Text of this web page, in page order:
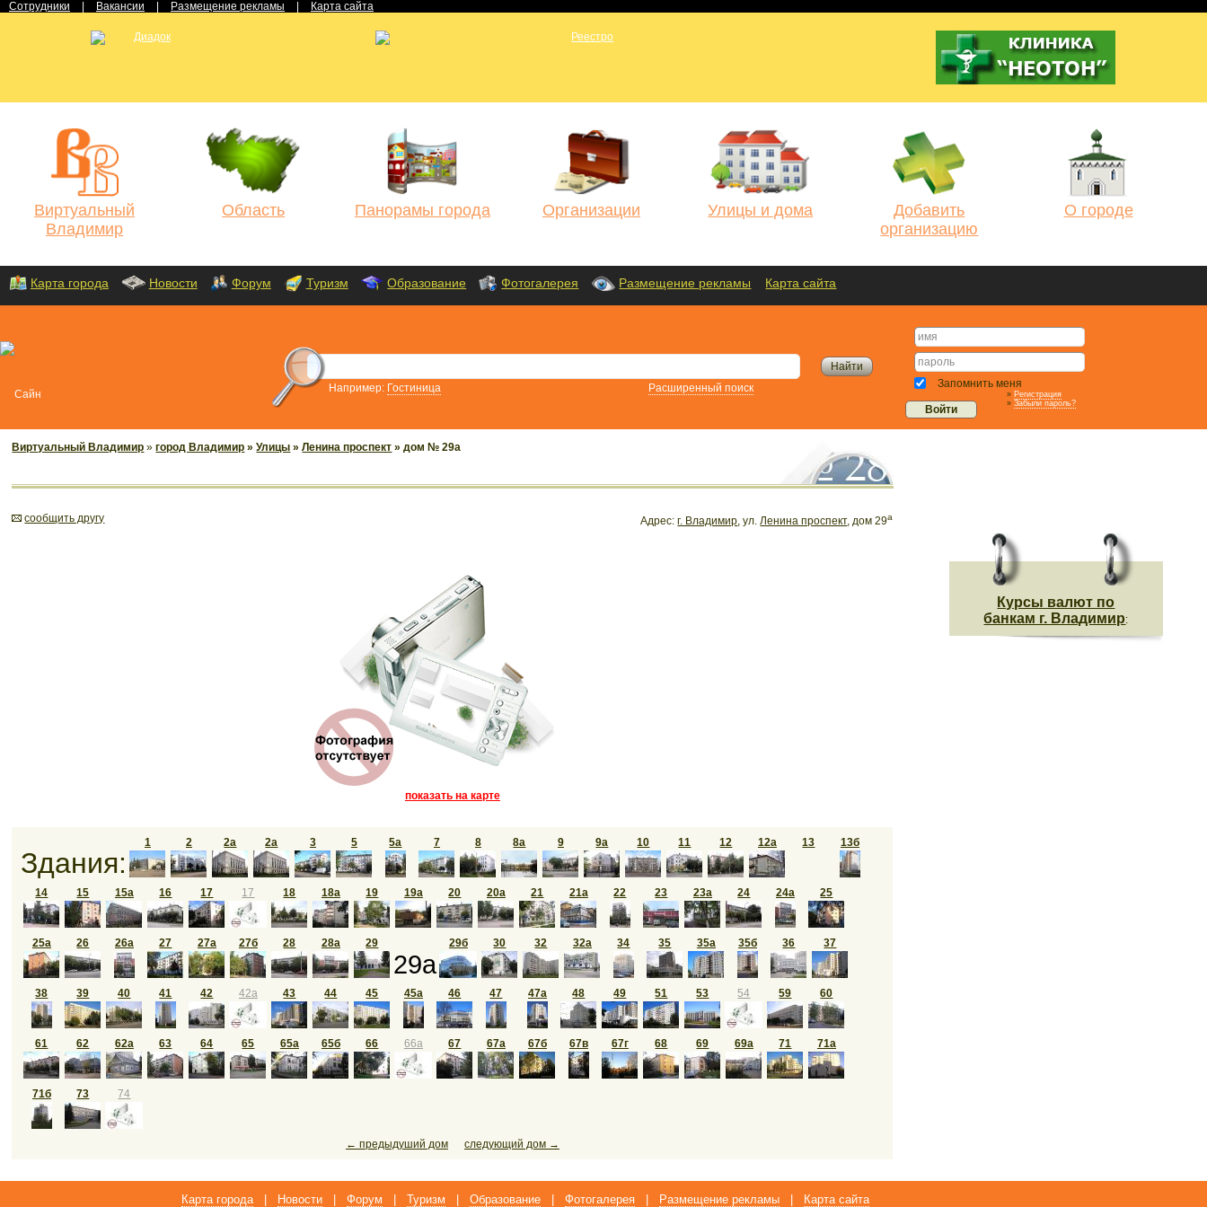
Сотрудники Вакансии Размещение рекламы Карта сайта
Виртуальный
Владимир
Область Панорамы города Организации Улицы и дома
Добавить
организацию
О городе
Карта города Новости Форум Туризм Образование Фотогалерея Размещение рекламы Карта сайта
Например: Гостиница Расширенный поиск Запомнить меня
» Регистрация
» Забыли пароль?
Виртуальный Владимир »город Владимир »Улицы »Ленина проспект » дом № 29а
cообщить другу Адрес:г. Владимир, ул.Ленина проспект, дом 29а
показать на карте
Здания:
1 2 2а 2а 3 5 5а 7 8 8а 9 9а 10 11 12 12а 13 13б
14 15 15а 16 17 17 18 18а 19 19а 20 20а 21 21а 22 23 23а 24 24а 25
25а 26 26а 27 27а 27б 28 28а 29
29а
29б 30 32 32а 34 35 35а 35б 36 37
38 39 40 41 42 42а 43 44 45 45а 46 47 47а 48 49 51 53 54 59 60
61 62 62а 63 64 65 65а 65б 66 66а 67 67а 67б 67в 67г 68 69 69а 71 71а
71б 73 74
← предыдуший дом следующий дом →
Курсы валют по
банкам г. Владимир:
Карта города Новости Форум Туризм Образование Фотогалерея Размещение рекламы Карта сайта